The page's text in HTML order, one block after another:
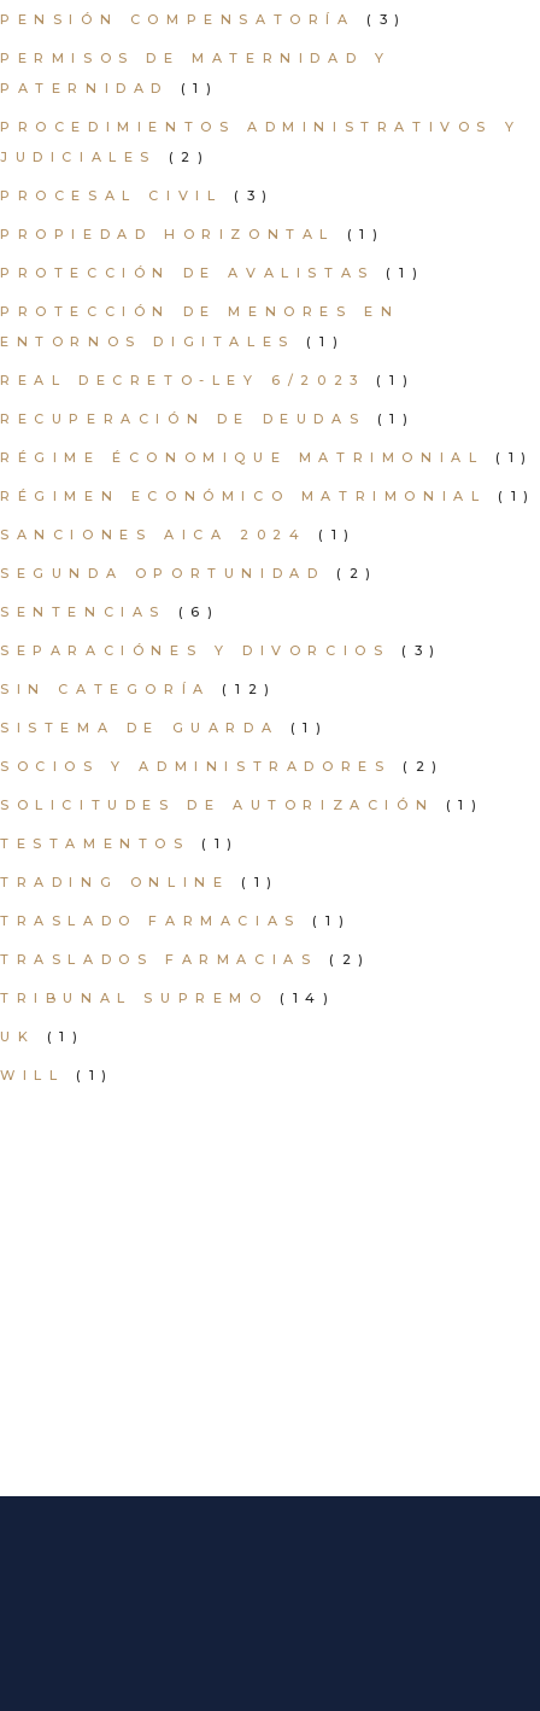
PENSIÓN COMPENSATORÍA (3)
PERMISOS DE MATERNIDAD Y
PATERNIDAD
(1)
PROCEDIMIENTOS ADMINISTRATIVOS Y
JUDICIALES
(2)
PROCESAL CIVIL (3)
PROPIEDAD HORIZONTAL (1)
PROTECCIÓN DE AVALISTAS (1)
PROTECCIÓN DE MENORES EN
ENTORNOS DIGITALES
(1)
REAL DECRETO-LEY 6/2023 (1)
RECUPERACIÓN DE DEUDAS (1)
RÉGIME ÉCONOMIQUE MATRIMONIAL (1)
RÉGIMEN ECONÓMICO MATRIMONIAL (1)
SANCIONES AICA 2024 (1)
SEGUNDA OPORTUNIDAD (2)
SENTENCIAS (6)
SEPARACIÓNES Y DIVORCIOS (3)
SIN CATEGORÍA (12)
SISTEMA DE GUARDA (1)
SOCIOS Y ADMINISTRADORES (2)
SOLICITUDES DE AUTORIZACIÓN (1)
TESTAMENTOS (1)
TRADING ONLINE (1)
TRASLADO FARMACIAS (1)
TRASLADOS FARMACIAS (2)
TRIBUNAL SUPREMO (14)
UK (1)
WILL (1)